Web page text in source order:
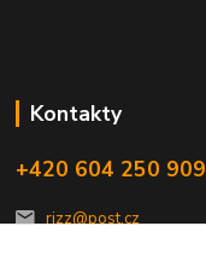
Kontakty
+420 604 250 909
rizz@post.cz